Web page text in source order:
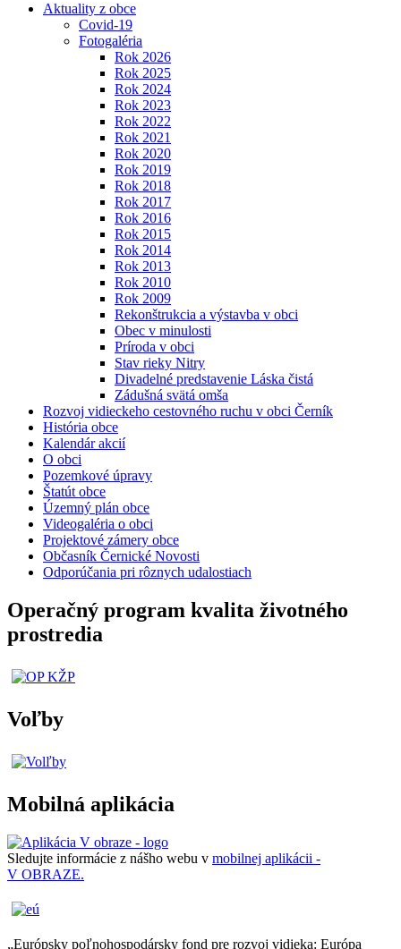
Aktuality z obce
Covid-19
Fotogaléria
Rok 2026
Rok 2025
Rok 2024
Rok 2023
Rok 2022
Rok 2021
Rok 2020
Rok 2019
Rok 2018
Rok 2017
Rok 2016
Rok 2015
Rok 2014
Rok 2013
Rok 2010
Rok 2009
Rekonštrukcia a výstavba v obci
Obec v minulosti
Príroda v obci
Stav rieky Nitry
Divadelné predstavenie Láska čistá
Zádušná svätá omša
Rozvoj vidieckeho cestovného ruchu v obci Černík
História obce
Kalendár akcií
O obci
Pozemkové úpravy
Štatút obce
Územný plán obce
Videogaléria o obci
Projektové zámery obce
Občasník Černické Novosti
Odporúčania pri rôznych udalostiach
Operačný program kvalita životného
prostredia
Voľby
Mobilná aplikácia
Sledujte informácie z nášho webu v mobilnej aplikácii -
V OBRAZE.
„Európsky poľnohospodársky fond pre rozvoj vidieka: Európa